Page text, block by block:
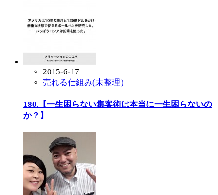
2015-6-17
売れる仕組み(未整理）
180.【一生困らない集客術は本当に一生困らないの
か？】